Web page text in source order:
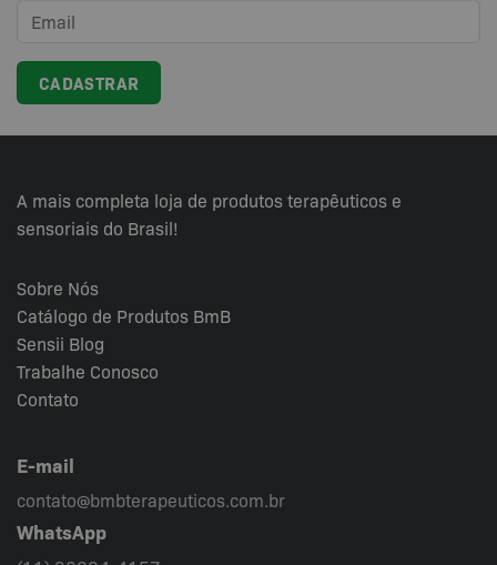
A mais completa loja de produtos terapêuticos e
sensoriais do Brasil!
Sobre Nós
Catálogo de Produtos BmB
Sensii Blog
Trabalhe Conosco
Contato
E-mail
contato@bmbterapeuticos.com.br
WhatsApp